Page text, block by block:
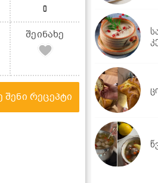
0
შეინახე
შენი რეცეპტი